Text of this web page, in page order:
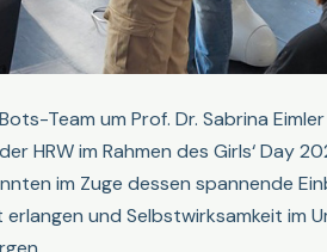
Team um Prof. Dr. Sabrina
HRW im Rahmen des Girls‘ Day
im Zuge dessen spannende
und Selbstwirksamkeit im